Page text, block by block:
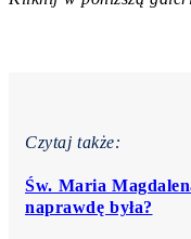
Czytaj także:
Św. Maria
naprawdę była?